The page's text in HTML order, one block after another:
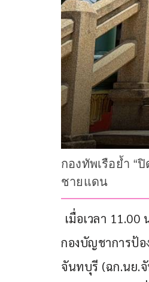
กองทัพเรือย้ำ “
ชายแดน
กองบัญชาการป้
จันทบุรี (ฉก.นย.